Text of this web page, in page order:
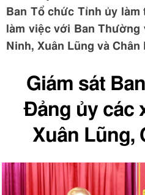
Ban Tổ chức Tỉnh ủy
làm việc với Ban Thường
Ninh, Xuân Lũng và Chân
Giám sát
Đảng ủy các
Xuân Lũng,